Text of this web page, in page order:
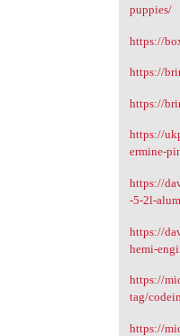
puppies/
https://
https://
https://
https://
ermine-
https://
-5-2l-
https://
hemi-
https://
tag/
https://